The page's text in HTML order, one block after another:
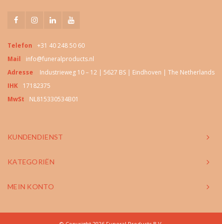
Telefon
+31 40 248 50 60
Mail
info@funeralproducts.nl
Adresse
Industrieweg 10 – 12 | 5627 BS | Eindhoven | The Netherlands
IHK
17182375
MwSt
NL815330534B01
KUNDENDIENST
KATEGORIËN
MEIN KONTO